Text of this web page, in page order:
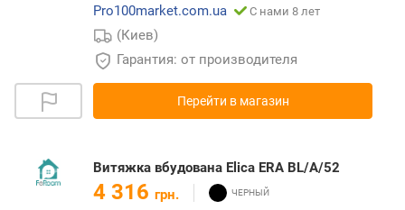
Pro100market.com.ua
С нами 8 лет
(Киев)
Гарантия: от производителя
Перейти в магазин
Витяжка вбудована Elica ERA BL/A/52
4 316 грн.